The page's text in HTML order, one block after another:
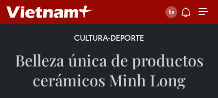
CULTURA-DEPORTE
Belleza única de productos
cerámicos Minh Long